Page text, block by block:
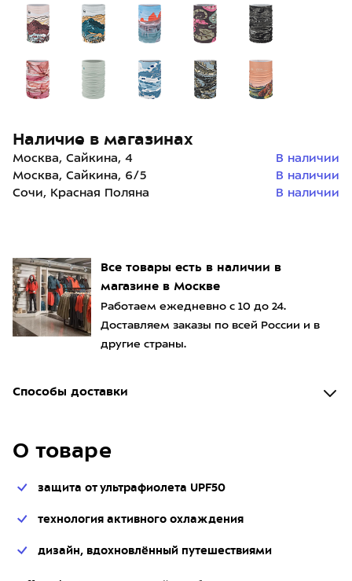
Все товары есть в наличии в
магазине в Москве
Работаем ежедневно с 10 до 24.
Доставляем заказы по всей России и в
другие страны.
Способы доставки
О товаре
защита от ультрафиолета UPF50
технология активного охлаждения
дизайн, вдохновлённый путешествиями
Наличие в магазинах
Москва, Сайкина, 4
В наличии
Москва, Сайкина, 6/5
В наличии
Сочи, Красная Поляна
В наличии